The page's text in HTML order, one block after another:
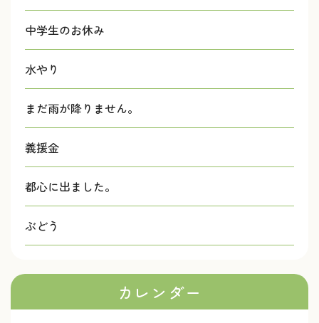
中学生のお休み
水やり
まだ雨が降りません。
義援金
都心に出ました。
ぶどう
カレンダー